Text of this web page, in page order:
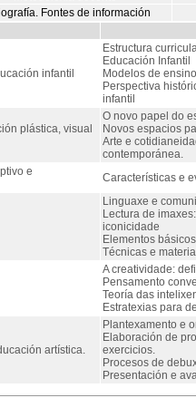
Fontes de información
infantil
Estructura
Educación Infantil
Modelos de
Perspectiva
infantil
plástica, visual
O novo papel do
Novos espacios
Arte e
contemporánea.
e
Características e
Linguaxe e
Lectura de
iconicidade
Elementos
Técnicas e
A creatividade:
Pensamento
Teoría das
Estratexias para
artística.
Plantexamento e
Elaboración de
exercicios.
Procesos de
Presentación e